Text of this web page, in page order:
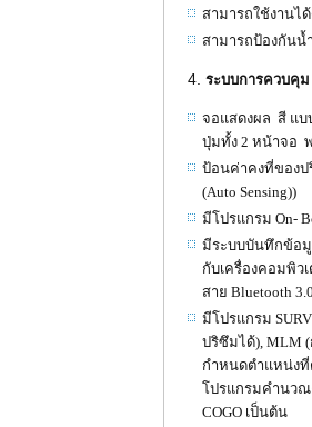
สามารถใช้งานไ
สามารถป้องกันน้
ระบบการควบคุ
จอแสดงผล สี แบ
ปุ่มทั้ง 2 หน้าจอ พ
ป้อนค่าคงที่ของป
(Auto Sensing))
มีโปรแกรม On-
มีระบบบันทึกข้อมู
กับเครื่องคอมพิว
สาย Bluetooth
มีโปรแกรม
ปริซึมได้), MLM
กำหนดตำแหน่งที่
โปรแกรมคำนวณง
COGO เป็นต้น